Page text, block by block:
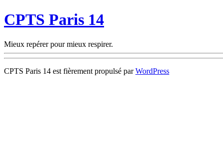
CPTS Paris 14
Mieux repérer pour mieux respirer.
CPTS Paris 14 est fièrement propulsé parWordPress